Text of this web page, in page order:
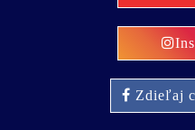
Zdieľaj